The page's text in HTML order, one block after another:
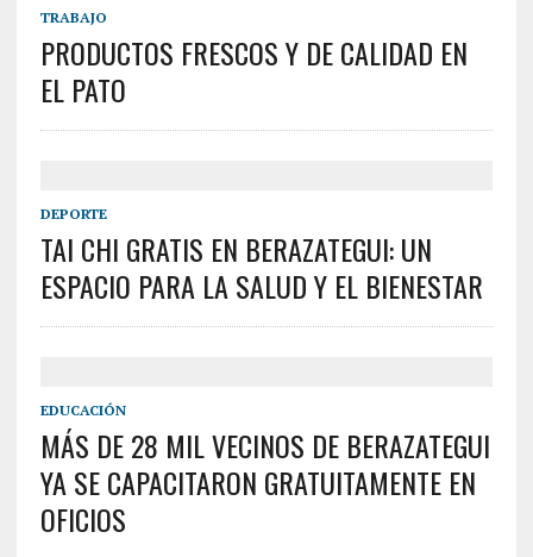
TRABAJO
PRODUCTOS FRESCOS Y DE CALIDAD EN
EL PATO
DEPORTE
TAI CHI GRATIS EN BERAZATEGUI: UN
ESPACIO PARA LA SALUD Y EL BIENESTAR
EDUCACIÓN
MÁS DE 28 MIL VECINOS DE BERAZATEGUI
YA SE CAPACITARON GRATUITAMENTE EN
OFICIOS